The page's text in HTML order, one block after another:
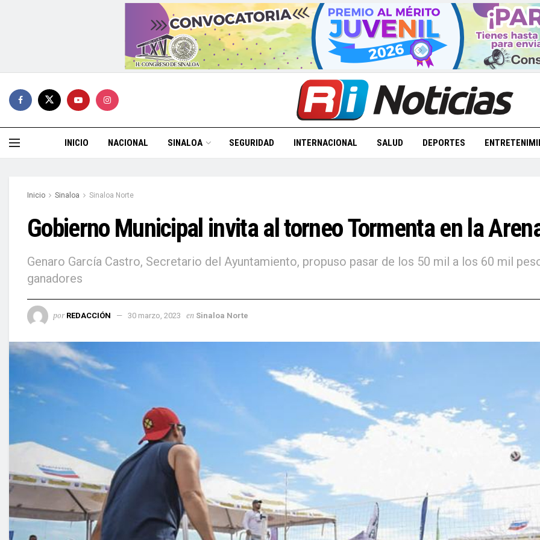
INICIO NACIONAL SINALOA SEGURIDAD INTERNACIONAL SALUD DEPORTES
Inicio Sinaloa Sinaloa Norte
Gobierno Municipal invita al torneo Tormenta en la
Genaro García Castro, Secretario del Ayuntamiento, propuso pasar de los 50 mil a los 60 mil
ganadores
por REDACCIÓN 30 marzo, 2023 en Sinaloa Norte